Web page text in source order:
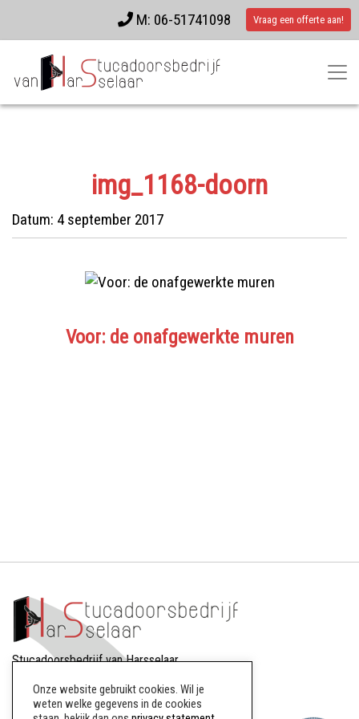
Vraag een offerte aan!
M: 06-51741098
img_1168-doorn
Datum: 4 september 2017
Voor: de onafgewerkte muren
Stucadoorsbedrijf van Harsselaar
8256AW Biddinghuizen
Onze website gebruikt cookies. Wil je
weten welke gegevens in de cookies